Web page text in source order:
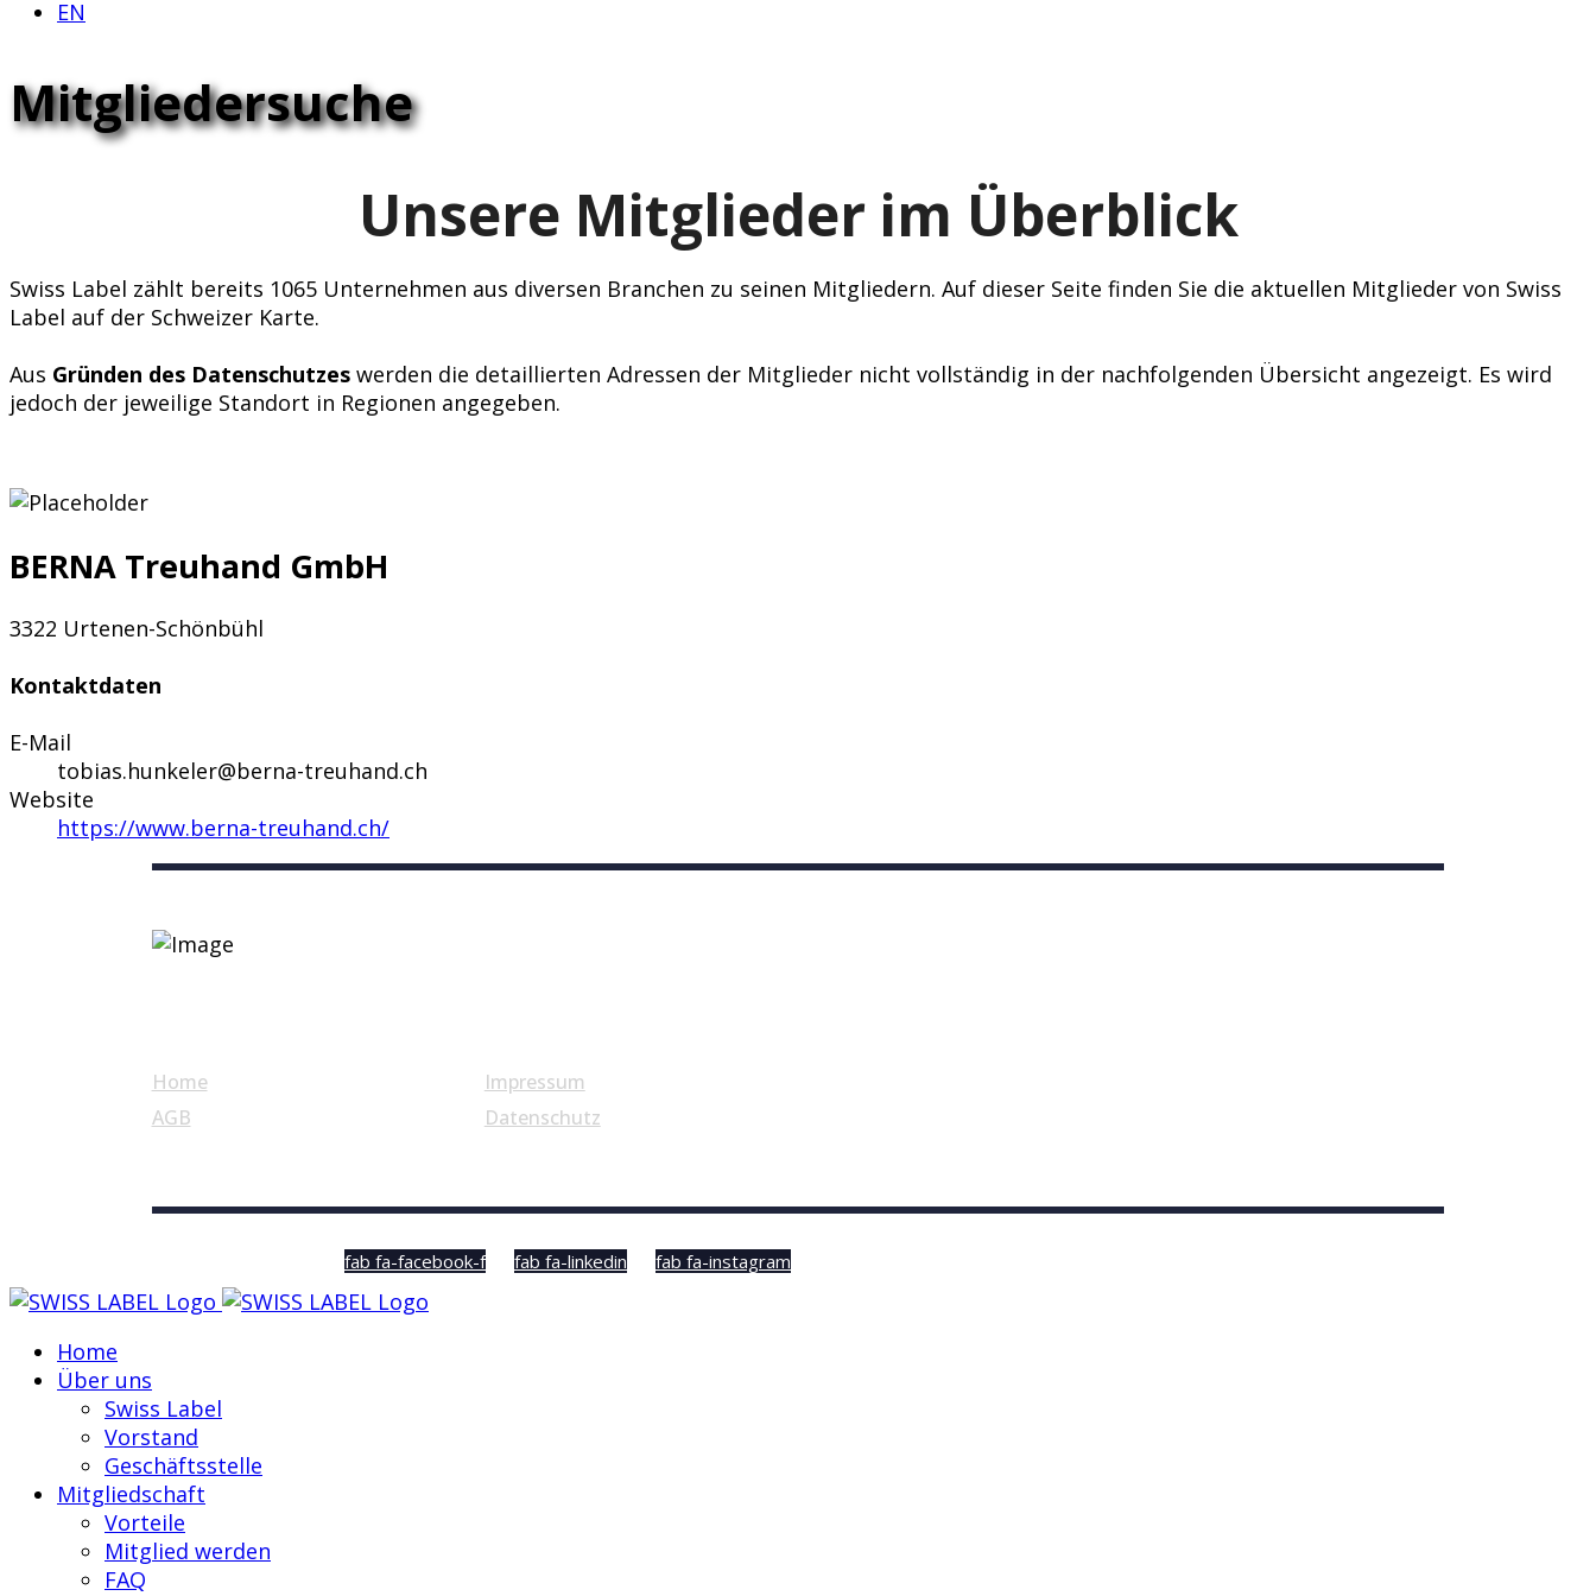
EN
Mitgliedersuche
Unsere Mitglieder im Überblick
Swiss Label zählt bereits 1065 Unternehmen aus diversen Branchen zu seinen Mitgliedern. Auf dieser Seite finden Sie die aktuellen Mitglieder von Swiss
Label auf der Schweizer Karte.
Aus Gründen des Datenschutzes werden die detaillierten Adressen der Mitglieder nicht vollständig in der nachfolgenden Übersicht angezeigt. Es wird
jedoch der jeweilige Standort in Regionen angegeben.
BERNA Treuhand GmbH
3322 Urtenen-Schönbühl
Kontaktdaten
E-Mail
tobias.hunkeler@berna-treuhand.ch
Website
https://www.berna-treuhand.ch/
Home
AGB
Impressum
Datenschutz
fab fa-facebook-f fab fa-linkedin fab fa-instagram
Home
Über uns
Swiss Label
Vorstand
Geschäftsstelle
Mitgliedschaft
Vorteile
Mitglied werden
FAQ